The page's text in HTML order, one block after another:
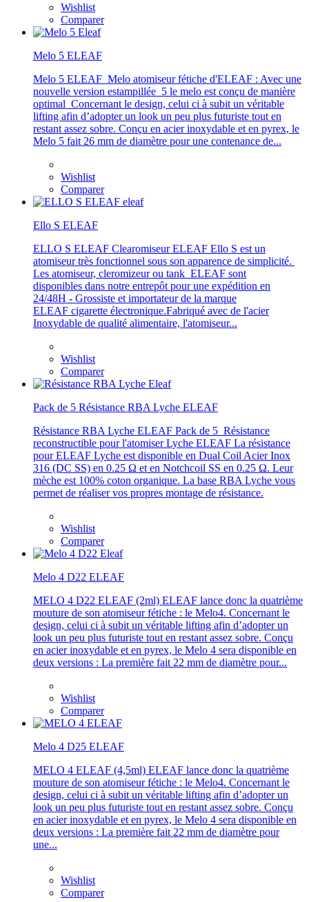
Wishlist
Comparer
Melo 5 ELEAF
Melo 5 ELEAF Melo atomiseur fétiche d'ELEAF : Avec une
nouvelle version estampillée 5 le melo est conçu de manière
optimal Concernant le design, celui ci à subit un véritable
lifting afin d’adopter un look un peu plus futuriste tout en
restant assez sobre. Conçu en acier inoxydable et en pyrex, le
Melo 5 fait 26 mm de diamètre pour une contenance de...
Wishlist
Comparer
Ello S ELEAF
ELLO S ELEAF Clearomiseur ELEAF Ello S est un
atomiseur très fonctionnel sous son apparence de simplicité.
Les atomiseur, cleromizeur ou tank ELEAF sont
disponibles dans notre entrepôt pour une expédition en
24/48H - Grossiste et importateur de la marque
ELEAF cigarette électronique.Fabriqué avec de l'acier
Inoxydable de qualité alimentaire, l'atomiseur...
Wishlist
Comparer
Pack de 5 Résistance RBA Lyche ELEAF
Résistance RBA Lyche ELEAF Pack de 5 Résistance
reconstructible pour l'atomiser Lyche ELEAF La résistance
pour ELEAF Lyche est disponible en Dual Coil Acier Inox
316 (DC SS) en 0.25 Ω et en Notchcoil SS en 0.25 Ω. Leur
mèche est 100% coton organique. La base RBA Lyche vous
permet de réaliser vos propres montage de résistance.
Wishlist
Comparer
Melo 4 D22 ELEAF
MELO 4 D22 ELEAF (2ml) ELEAF lance donc la quatrième
mouture de son atomiseur fétiche : le Melo4. Concernant le
design, celui ci à subit un véritable lifting afin d’adopter un
look un peu plus futuriste tout en restant assez sobre. Conçu
en acier inoxydable et en pyrex, le Melo 4 sera disponible en
deux versions : La première fait 22 mm de diamètre pour...
Wishlist
Comparer
Melo 4 D25 ELEAF
MELO 4 ELEAF (4,5ml) ELEAF lance donc la quatrième
mouture de son atomiseur fétiche : le Melo4. Concernant le
design, celui ci à subit un véritable lifting afin d’adopter un
look un peu plus futuriste tout en restant assez sobre. Conçu
en acier inoxydable et en pyrex, le Melo 4 sera disponible en
deux versions : La première fait 22 mm de diamètre pour
une...
Wishlist
Comparer